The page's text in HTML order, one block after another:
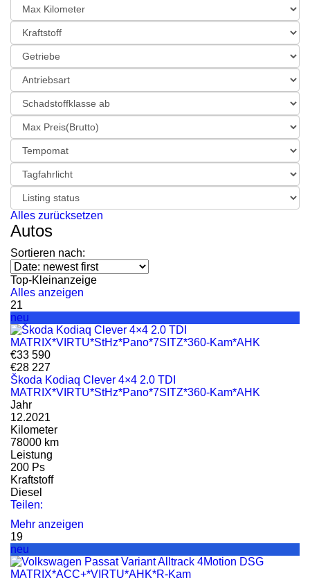
Alles zurücksetzen
Autos
Sortieren nach:
Top-Kleinanzeige
Alles anzeigen
21
neu
€33 590
€28 227
Škoda Kodiaq Clever 4×4 2.0 TDI
MATRIX*VIRTU*StHz*Pano*7SITZ*360-Kam*AHK
Jahr
12.2021
Kilometer
78000 km
Leistung
200 Ps
Kraftstoff
Diesel
Teilen:
Mehr anzeigen
19
neu